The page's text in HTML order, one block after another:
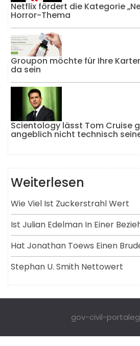
Netflix fördert die Kategorie
Horror-Thema
Groupon möchte für Ihre
da sein
Scientology lässt Tom Cruise
angeblich nicht technisch
Weiterlesen
Wie Viel Ist Zuckerstrahl Wert
Ist Julian Edelman In Einer
Hat Jonathan Toews Einen
Stephan U. Smith Nettowert
gov-civil-